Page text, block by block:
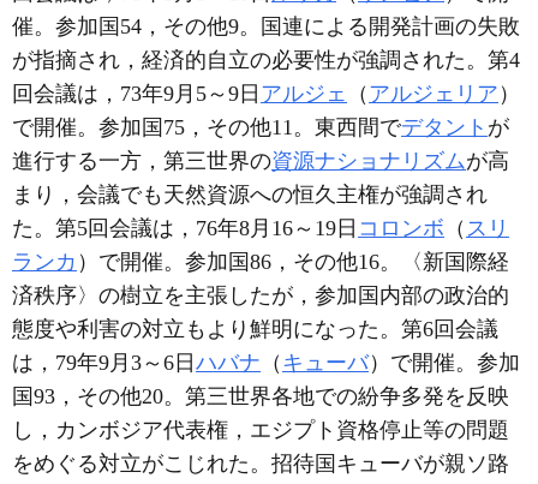
催。参加国54，その他9。国連による開発計画の失敗
が指摘され，経済的自立の必要性が強調された。第4
回会議は，73年9月5～9日 アルジェ （ アルジェリア ）
で開催。参加国75，その他11。東西間でデタント が
進行する一方，第三世界の資源ナショナリズムが高
まり，会議でも天然資源への恒久主権が強調され
た。第5回会議は，76年8月16～19日 コロンボ （ スリ
ランカ ）で開催。参加国86，その他16。〈新国際経
済秩序〉の樹立を主張したが，参加国内部の政治的
態度や利害の対立もより鮮明になった。第6回会議
は，79年9月3～6日 ハバナ （ キューバ）で開催。参加
国93，その他20。第三世界各地での紛争多発を反映
し，カンボジア代表権，エジプト資格停止等の問題
をめぐる対立がこじれた。招待国キューバが親ソ路